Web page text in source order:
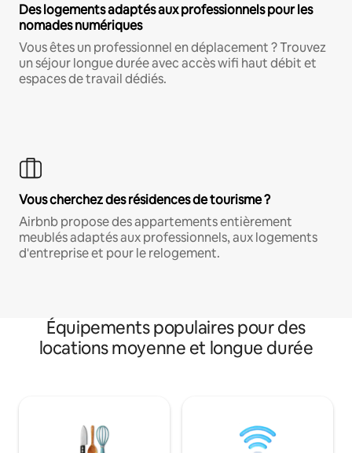
Des logements adaptés aux professionnels pour les
nomades numériques
Vous êtes un professionnel en déplacement ? Trouvez
un séjour longue durée avec accès wifi haut débit et
espaces de travail dédiés.
Vous cherchez des résidences de tourisme ?
Airbnb propose des appartements entièrement
meublés adaptés aux professionnels, aux logements
d'entreprise et pour le relogement.
Équipements populaires pour des
locations moyenne et longue durée